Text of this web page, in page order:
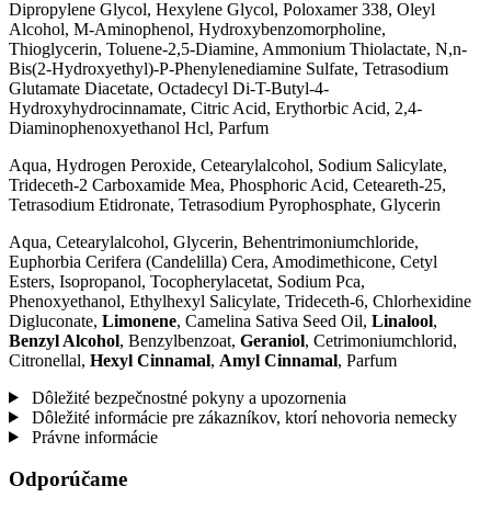
Dipropylene Glycol, Hexylene Glycol, Poloxamer 338, Oleyl
Alcohol, M-Aminophenol, Hydroxybenzomorpholine,
Thioglycerin, Toluene-2,5-Diamine, Ammonium Thiolactate, N,n-
Bis(2-Hydroxyethyl)-P-Phenylenediamine Sulfate, Tetrasodium
Glutamate Diacetate, Octadecyl Di-T-Butyl-4-
Hydroxyhydrocinnamate, Citric Acid, Erythorbic Acid, 2,4-
Diaminophenoxyethanol Hcl, Parfum
Aqua, Hydrogen Peroxide, Cetearylalcohol, Sodium Salicylate,
Trideceth-2 Carboxamide Mea, Phosphoric Acid, Ceteareth-25,
Tetrasodium Etidronate, Tetrasodium Pyrophosphate, Glycerin
Aqua, Cetearylalcohol, Glycerin, Behentrimoniumchloride,
Euphorbia Cerifera (Candelilla) Cera, Amodimethicone, Cetyl
Esters, Isopropanol, Tocopherylacetat, Sodium Pca,
Phenoxyethanol, Ethylhexyl Salicylate, Trideceth-6, Chlorhexidine
Digluconate, Limonene, Camelina Sativa Seed Oil, Linalool,
Benzyl Alcohol, Benzylbenzoat, Geraniol, Cetrimoniumchlorid,
Citronellal, Hexyl Cinnamal, Amyl Cinnamal, Parfum
Dôležité bezpečnostné pokyny a upozornenia
Dôležité informácie pre zákazníkov, ktorí nehovoria nemecky
Právne informácie
Odporúčame